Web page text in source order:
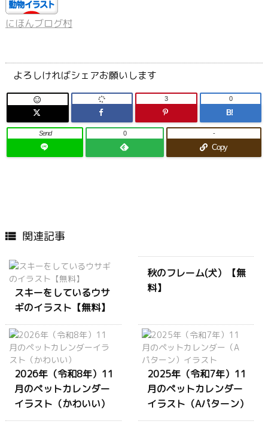
にほんブログ村
よろしければシェアお願いします
 3
B!
0
Send 0
Copy
-
 関連記事
スキーをしているウサ
ギのイラスト【無料】
秋のフレーム(犬）【無
料】
2026年（令和8年）11
月のペットカレンダー
イラスト（かわいい）
2025年（令和7年）11
月のペットカレンダー
イラスト（Aパターン）